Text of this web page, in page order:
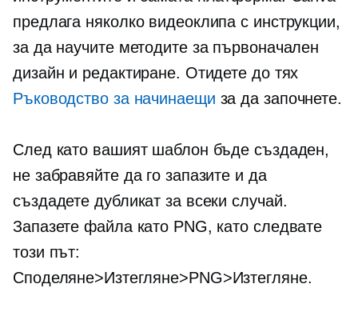
предлага няколко видеоклипа с инструкции,
за да научите методите за първоначален
дизайн и редактиране. Отидете до тях
Ръководство за начинаещи за да започнете.
След като вашият шаблон бъде създаден,
не забравяйте да го запазите и да
създадете дубликат за всеки случай.
Запазете файла като PNG, като следвате
този път:
Споделяне>Изтегляне>PNG>Изтегляне.